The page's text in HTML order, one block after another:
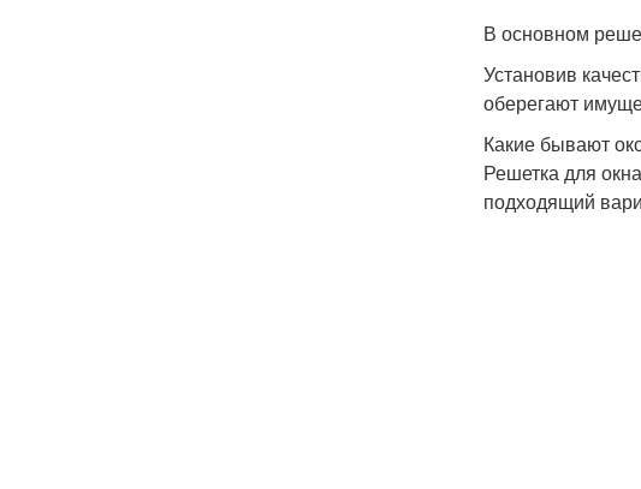
В основном
Установив
оберегают
Какие бывают
Решетка для
подходящий